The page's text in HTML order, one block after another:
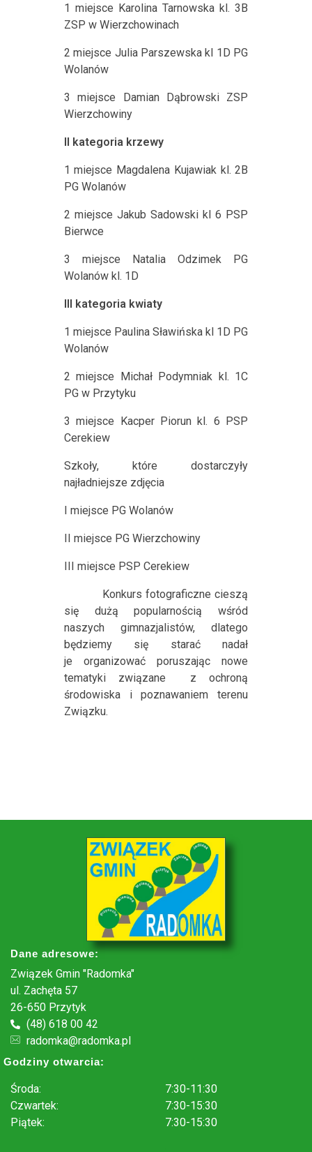
1 miejsce Karolina Tarnowska kl. 3B
ZSP w Wierzchowinach
2 miejsce Julia Parszewska kl 1D PG
Wolanów
3 miejsce Damian Dąbrowski ZSP
Wierzchowiny
II kategoria krzewy
1 miejsce Magdalena Kujawiak kl. 2B
PG Wolanów
2 miejsce Jakub Sadowski kl 6 PSP
Bierwce
3 miejsce Natalia Odzimek PG
Wolanów kl. 1D
III kategoria kwiaty
1 miejsce Paulina Sławińska kl 1D PG
Wolanów
2 miejsce Michał Podymniak kl. 1C
PG w Przytyku
3 miejsce Kacper Piorun kl. 6 PSP
Cerekiew
Szkoły, które dostarczyły
najładniejsze zdjęcia
I miejsce PG Wolanów
II miejsce PG Wierzchowiny
III miejsce PSP Cerekiew
Konkurs fotograficzne cieszą
się dużą popularnością wśród
naszych gimnazjalistów, dlatego
będziemy się starać nadał
je organizować poruszając nowe
tematyki związane
z ochroną
środowiska i poznawaniem terenu
Związku.
Dane adresowe:
Związek Gmin "Radomka"
ul. Zachęta 57
26-650 Przytyk
(48) 618 00 42
radomka@radomka.pl
Godziny otwarcia:
Środa:
Czwartek:
Piątek:
7:30-11:30
7:30-15:30
7:30-15:30